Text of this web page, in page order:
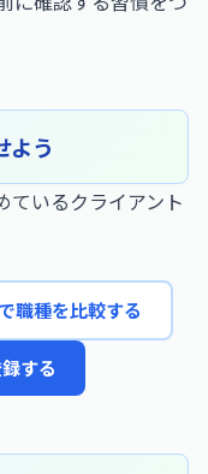
よう
ているクライアント
職種を比較する
する